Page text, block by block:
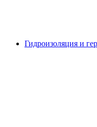
Гидроизоляция и